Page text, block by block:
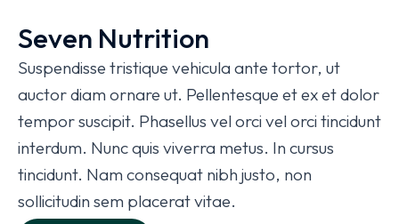
Seven Nutrition
Suspendisse tristique vehicula ante tortor, ut
auctor diam ornare ut. Pellentesque et ex et dolor
tempor suscipit. Phasellus vel orci vel orci tincidunt
interdum. Nunc quis viverra metus. In cursus
tincidunt. Nam consequat nibh justo, non
sollicitudin sem placerat vitae.